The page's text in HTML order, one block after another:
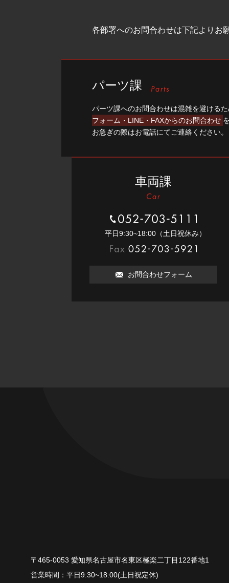
各部署へのお問合わせは下記よりお
パーツ課
パーツ課へのお問合わせは混雑を避ける
フォーム・LINE・FAXからのお問合わせ
お急ぎの際はお電話にてご連絡ください。
車両課
052-703-5111
平⽇9:30~18:00（⼟⽇祝休み）
お問合わせフォーム
〒465-0053 愛知県名古屋市名東区極楽二丁目122番地1
平⽇9:30~18:00(⼟⽇祝定休)